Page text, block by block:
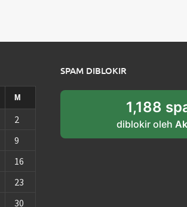
M
2
9
16
23
30
SPAM DIBLOKIR
1,188
diblokir oleh